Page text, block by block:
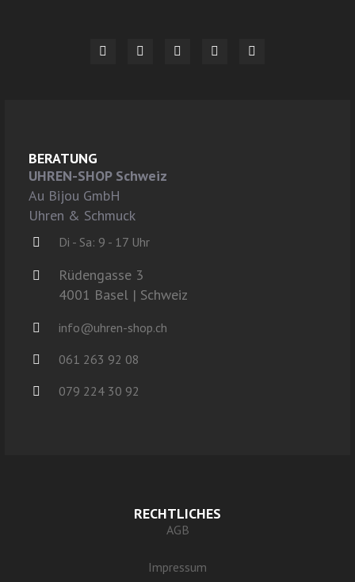
BERATUNG
UHREN-SHOP Schweiz
Au Bijou GmbH
Uhren & Schmuck
Di - Sa: 9 - 17 Uhr
Rüdengasse 3
4001 Basel | Schweiz
info@uhren-shop.ch
061 263 92 08
079 224 30 92
RECHTLICHES
AGB
Impressum